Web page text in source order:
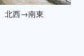
北西→南東